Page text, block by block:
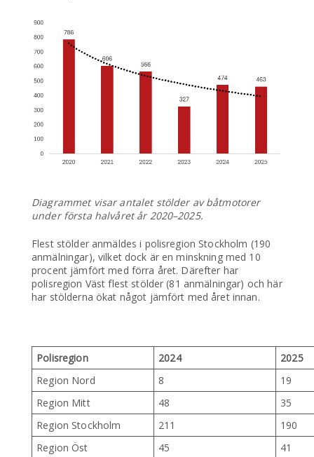
Diagrammet visar antalet stölder av båtmotorer
under första halvåret år 2020–2025.
Flest stölder anmäldes i polisregion Stockholm (190
anmälningar), vilket dock är en minskning med 10
procent jämfört med förra året. Därefter har
polisregion Väst flest stölder (81 anmälningar) och här
har stölderna ökat något jämfört med året innan.
Polisregion 2024
2025
Region Nord
8
19
Region Mitt
48
35
Region Stockholm
211
190
Region Öst
45
41